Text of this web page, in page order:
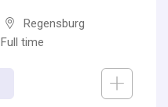
Regensburg
Full time